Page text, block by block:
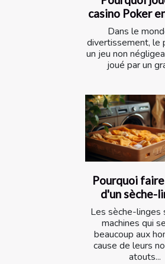
casino Poker
Dans le
divertissement, le
un jeu non
joué par un
Pourquoi
d'un sèche-
Les sèche-linges
machines qui
beaucoup aux
cause de leurs
atouts...